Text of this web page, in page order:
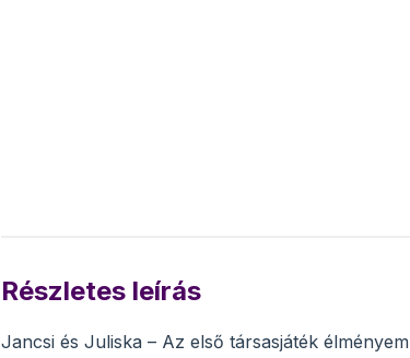
Részletes leírás
Jancsi és Juliska – Az első társasjáték élményem